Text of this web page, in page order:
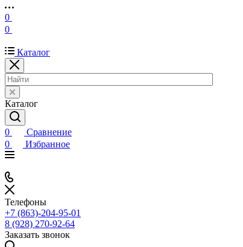
0
0
Каталог
Каталог
0
Сравнение
0
Избранное
Телефоны
+7 (863)-204-95-01
8 (928) 270-92-64
Заказать звонок